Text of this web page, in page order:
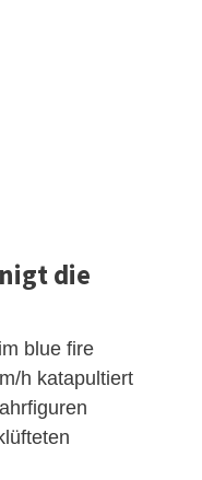
die
blue fire
h katapultiert